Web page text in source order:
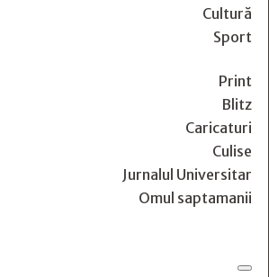
Cultură
Sport
Print
Blitz
Caricaturi
Culise
Jurnalul Universitar
Omul saptamanii